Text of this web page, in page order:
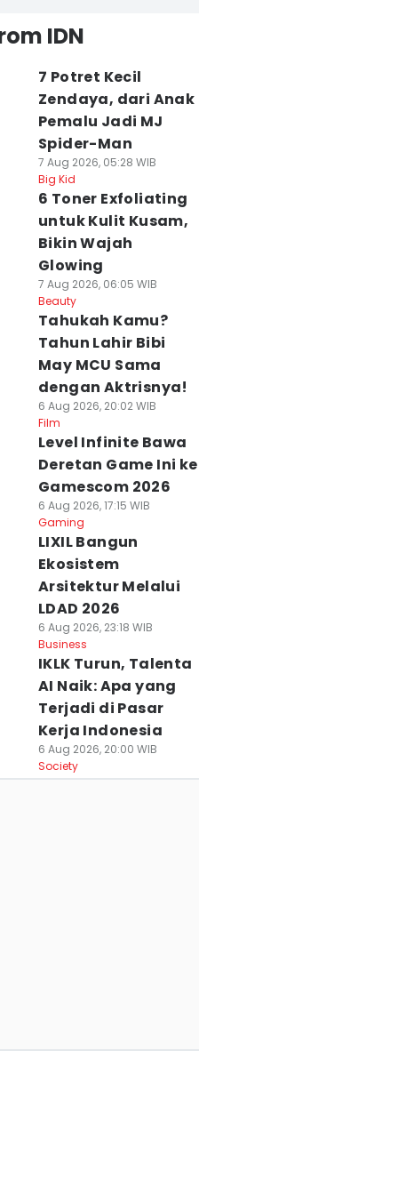
IDN
7 Potret Kecil
Zendaya, dari Anak
Pemalu Jadi MJ
Spider-Man
7 Aug 2026, 05:28 WIB
Big Kid
6 Toner Exfoliating
untuk Kulit Kusam,
Bikin Wajah
Glowing
7 Aug 2026, 06:05 WIB
Beauty
Tahukah Kamu?
Tahun Lahir Bibi
May MCU Sama
dengan Aktrisnya!
6 Aug 2026, 20:02 WIB
Film
Level Infinite Bawa
Deretan Game Ini ke
Gamescom 2026
6 Aug 2026, 17:15 WIB
Gaming
LIXIL Bangun
Ekosistem
Arsitektur Melalui
LDAD 2026
6 Aug 2026, 23:18 WIB
Business
IKLK Turun, Talenta
AI Naik: Apa yang
Terjadi di Pasar
Kerja Indonesia
6 Aug 2026, 20:00 WIB
Society